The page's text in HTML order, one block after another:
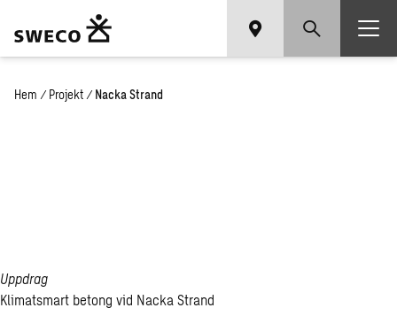
Hem / Projekt / Nacka Strand
Uppdrag
Klimatsmart betong vid Nacka Strand